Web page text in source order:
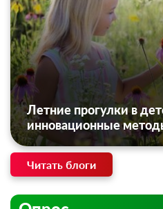
Летние прогулки в
инновационные
Читать блоги